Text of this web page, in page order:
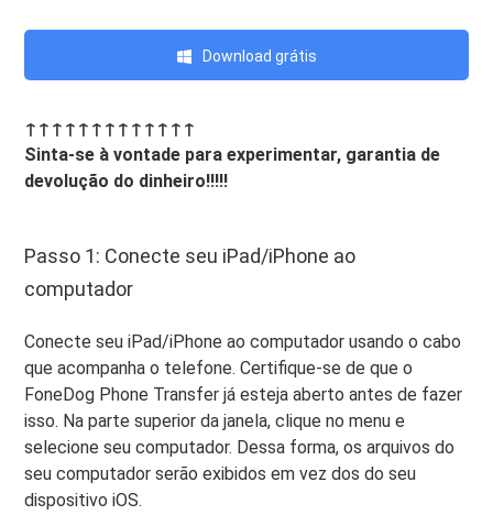
Download grátis
↑↑↑↑↑↑↑↑↑↑↑↑↑
Sinta-se à vontade para experimentar, garantia de
devolução do dinheiro!!!!!
Passo 1: Conecte seu iPad/iPhone ao
computador
Conecte seu iPad/iPhone ao computador usando o cabo
que acompanha o telefone. Certifique-se de que o
FoneDog Phone Transfer já esteja aberto antes de fazer
isso. Na parte superior da janela, clique no menu e
selecione seu computador. Dessa forma, os arquivos do
seu computador serão exibidos em vez dos do seu
dispositivo iOS.